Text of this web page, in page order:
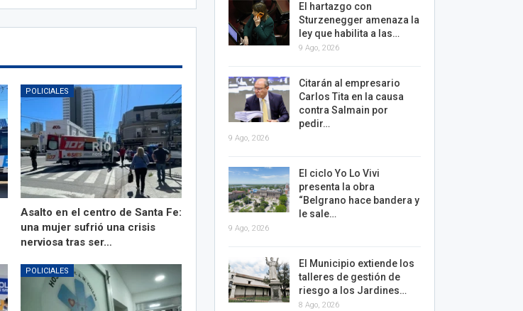
POLICIALES
Asalto en el centro de Santa Fe:
una mujer sufrió una crisis
nerviosa tras ser…
POLICIALES
El hartazgo con
Sturzenegger amenaza la
ley que habilita a las…
9 Ago, 2026
Citarán al empresario
Carlos Tita en la causa
contra Salmain por
pedir…
9 Ago, 2026
El ciclo Yo Lo Vivi
presenta la obra
“Belgrano hace bandera y
le sale…
9 Ago, 2026
El Municipio extiende los
talleres de gestión de
riesgo a los Jardines…
8 Ago, 2026